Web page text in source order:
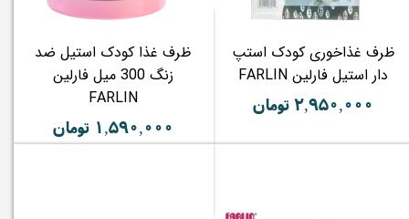
ظرف غذاخوری کودک استپ
دار استیل فارلین FARLIN
۲,۹۵۰,۰۰۰ تومان
ظرف غذا کودک استیل ضد
زنگ 300 میل فارلین
FARLIN
۱,۵۹۰,۰۰۰ تومان